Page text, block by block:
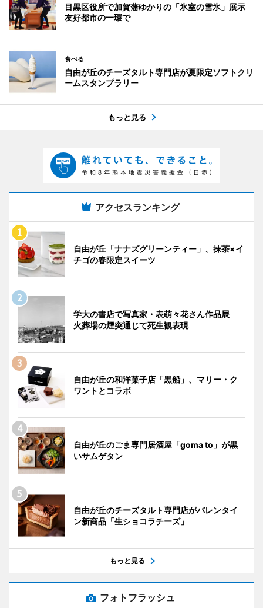
目黒区役所で加賀藩ゆかりの「氷室の雪氷」展示
友好都市の一環で
食べる
自由が丘のチーズタルト専門店が夏限定ソフトクリ
ームスタンプラリー
もっと見る
アクセスランキング
自由が丘「ナナズグリーンティー」、抹茶×イ
チゴの春限定スイーツ
学大の書店で写真家・表萌々花さん作品展
火葬場の煙突通じて死生観表現
自由が丘の和洋菓子店「黒船」、マリー・ク
ワントとコラボ
自由が丘のごま専門居酒屋「goma to」が黒
いサムゲタン
自由が丘のチーズタルト専門店がバレンタイ
ン新商品「生ショコラチーズ」
もっと見る
フォトフラッシュ